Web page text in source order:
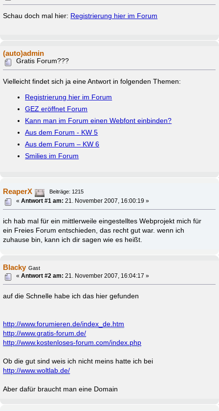
Schau doch mal hier: Registrierung hier im Forum
(auto)admin
Gratis Forum???
Vielleicht findet sich ja eine Antwort in folgenden Themen:
Registrierung hier im Forum
GEZ eröffnet Forum
Kann man im Forum einen Webfont einbinden?
Aus dem Forum - KW 5
Aus dem Forum – KW 6
Smilies im Forum
ReaperX
Beiträge: 1215
«Antwort #1 am: 21. November 2007, 16:00:19 »
ich hab mal für ein mittlerweile eingestelltes Webprojekt mich für
ein Freies Forum entschieden, das recht gut war. wenn ich
zuhause bin, kann ich dir sagen wie es heißt.
Blacky Gast
«Antwort #2 am: 21. November 2007, 16:04:17 »
auf die Schnelle habe ich das hier gefunden
http://www.forumieren.de/index_de.htm
http://www.gratis-forum.de/
http://www.kostenloses-forum.com/index.php
Ob die gut sind weis ich nicht meins hatte ich bei
http://www.woltlab.de/
Aber dafür braucht man eine Domain